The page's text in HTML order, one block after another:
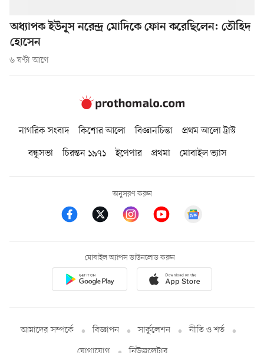
অধ্যাপক ইউনূস নরেন্দ্র মোদিকে ফোন করেছিলেন: তৌহিদ
হোসেন
৬ ঘণ্টা আগে
নাগরিক সংবাদ কিশোর আলো বিজ্ঞানচিন্তা
প্রথম আলো ট্রাস্ট
বন্ধুসভা
চিরন্তন ১৯৭১ ইপেপার প্রথমা মোবাইল ভ্যাস
অনুসরণ করুন
মোবাইল অ্যাপস ডাউনলোড করুন
আমাদের সম্পর্কে বিজ্ঞাপন সার্কুলেশন
নীতি ও শর্ত